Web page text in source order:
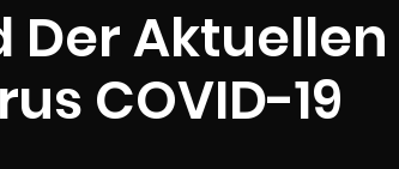
Aktuellen
COVID-19